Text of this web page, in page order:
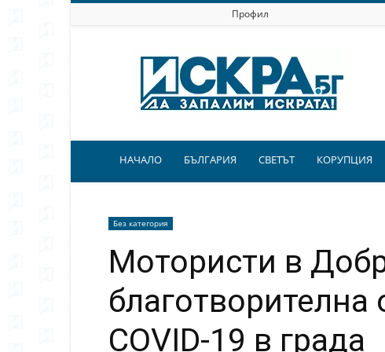
Профил
Искра.бг
НАЧАЛО БЪЛГАРИЯ СВЕТЪТ КОРУПЦИЯ
Без категория
Мотористи в
благотворителна
COVID-19 в града